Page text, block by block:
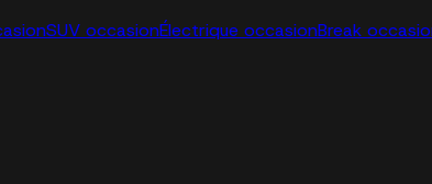
SUV occasionÉlectrique occasionBreak